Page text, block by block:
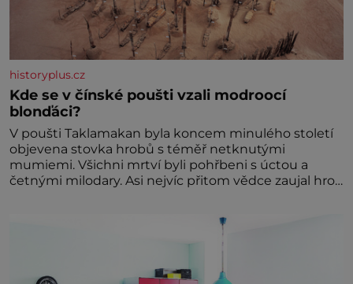
historyplus.cz
Kde se v čínské poušti vzali modroocí
blonďáci?
V poušti Taklamakan byla koncem minulého století
objevena stovka hrobů s téměř netknutými
mumiemi. Všichni mrtví byli pohřbeni s úctou a
četnými milodary. Asi nejvíc přitom vědce zaujal hrob
dávných lidí nesmírně dobře zachovalá, přičítají
odborníci zdejším klimatickým podmínkám. Sucho,